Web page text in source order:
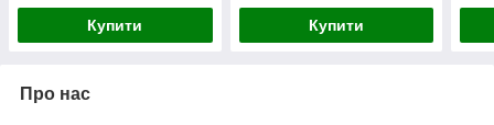
Купити Купити
Про нас